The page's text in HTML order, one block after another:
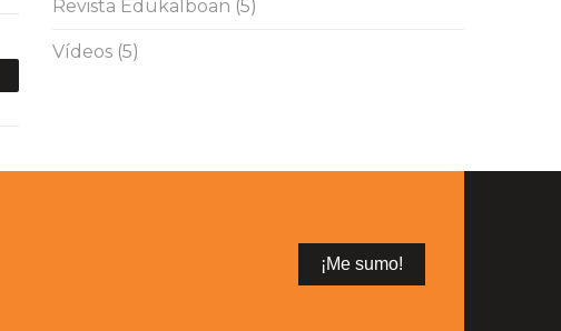
Revista Edukalboan (5)
Vídeos (5)